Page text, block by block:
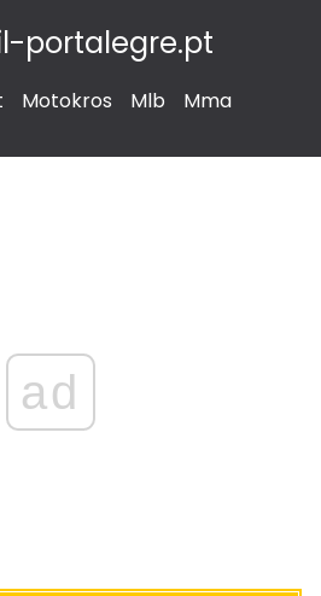
portalegre.pt
Motokros Mlb Mma
ad